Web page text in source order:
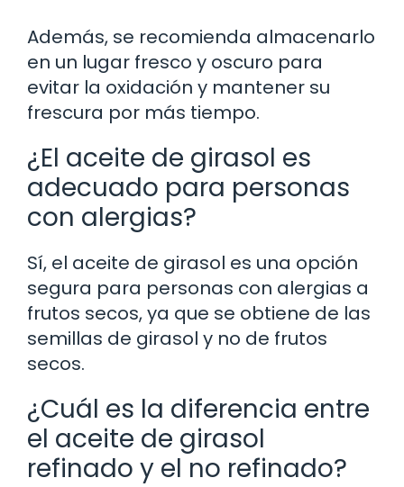
Además, se recomienda almacenarlo
en un lugar fresco y oscuro para
evitar la oxidación y mantener su
frescura por más tiempo.
¿El aceite de girasol es
adecuado para personas
con alergias?
Sí, el aceite de girasol es una opción
segura para personas con alergias a
frutos secos, ya que se obtiene de las
semillas de girasol y no de frutos
secos.
¿Cuál es la diferencia entre
el aceite de girasol
refinado y el no refinado?